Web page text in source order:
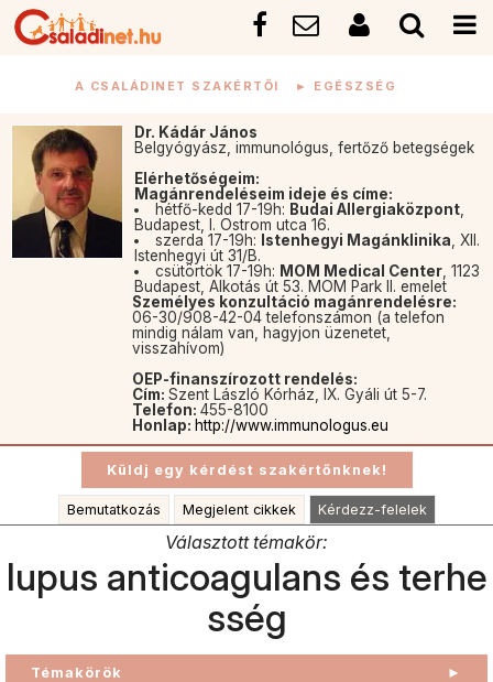
A CSALÁDINET SZAKÉRTŐI ► EGÉSZSÉG
Dr. Kádár János
Belgyógyász, immunológus, fertőző betegségek
Elérhetőségeim:
Magánrendeléseim ideje és címe:
hétfő-kedd 17-19h: Budai Allergiaközpont,
Budapest, I. Ostrom utca 16.
szerda 17-19h:
Istenhegyi Magánklinika , XII.
Istenhegyi út 31/B.
csütörtök 17-19h: MOM Medical Center, 1123
Budapest, Alkotás út 53. MOM Park II. emelet
Személyes konzultáció magánrendelésre:
06-30/908-42-04 telefonszámon (a telefon
mindig nálam van, hagyjon üzenetet,
visszahívom)
OEP-finanszírozott rendelés:
Cím: Szent László Kórház, IX. Gyáli út 5-7.
Telefon: 455-8100
Honlap: http://www.immunologus.eu
Bemutatkozás Megjelent cikkek Kérdezz-felelek
Választott témakör:
lupus anticoagulans és terhe
sség
Témakörök ►